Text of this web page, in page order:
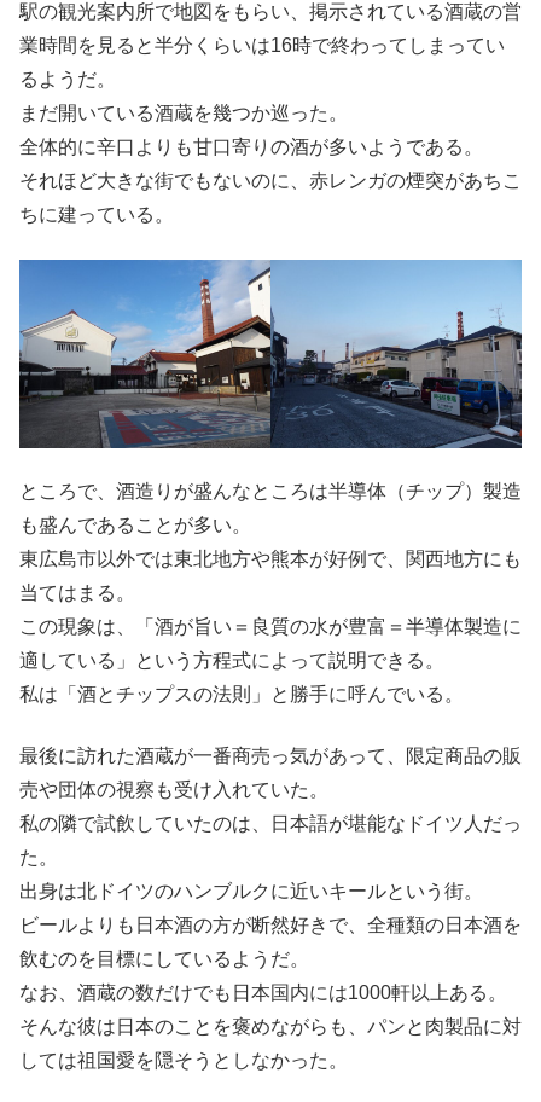
駅の観光案内所で地図をもらい、掲示されている酒蔵の営
業時間を見ると半分くらいは16時で終わってしまってい
るようだ。
まだ開いている酒蔵を幾つか巡った。
全体的に辛口よりも甘口寄りの酒が多いようである。
それほど大きな街でもないのに、赤レンガの煙突があちこ
ちに建っている。
ところで、酒造りが盛んなところは半導体（チップ）製造
も盛んであることが多い。
東広島市以外では東北地方や熊本が好例で、関西地方にも
当てはまる。
この現象は、「酒が旨い＝良質の水が豊富＝半導体製造に
適している」という方程式によって説明できる。
私は「酒とチップスの法則」と勝手に呼んでいる。
最後に訪れた酒蔵が一番商売っ気があって、限定商品の販
売や団体の視察も受け入れていた。
私の隣で試飲していたのは、日本語が堪能なドイツ人だっ
た。
出身は北ドイツのハンブルクに近いキールという街。
ビールよりも日本酒の方が断然好きで、全種類の日本酒を
飲むのを目標にしているようだ。
なお、酒蔵の数だけでも日本国内には1000軒以上ある。
そんな彼は日本のことを褒めながらも、パンと肉製品に対
しては祖国愛を隠そうとしなかった。